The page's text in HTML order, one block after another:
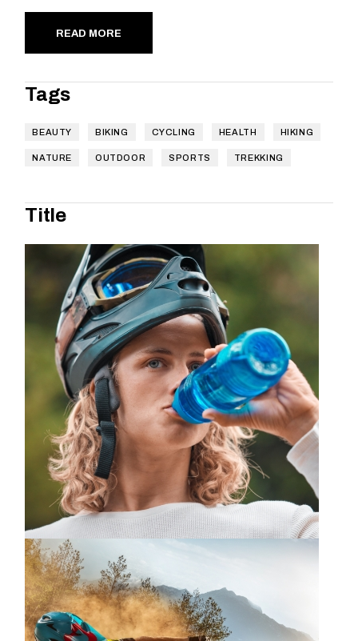
READ MORE
Tags
BEAUTY BIKING CYCLING HEALTH HIKING
NATURE OUTDOOR SPORTS TREKKING
Title